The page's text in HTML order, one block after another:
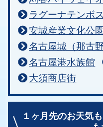
ラグーナテンボス
安城産業文化公
名古屋城（那古野
名古屋港水族館
大須商店街
１ヶ月先のお天気も